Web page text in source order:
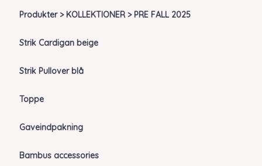
Produkter > KOLLEKTIONER > PRE FALL 2025
Strik Cardigan beige
Strik Pullover blå
Toppe
Gaveindpakning
Bambus accessories